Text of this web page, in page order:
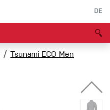
DE
Tsunami ECO Men